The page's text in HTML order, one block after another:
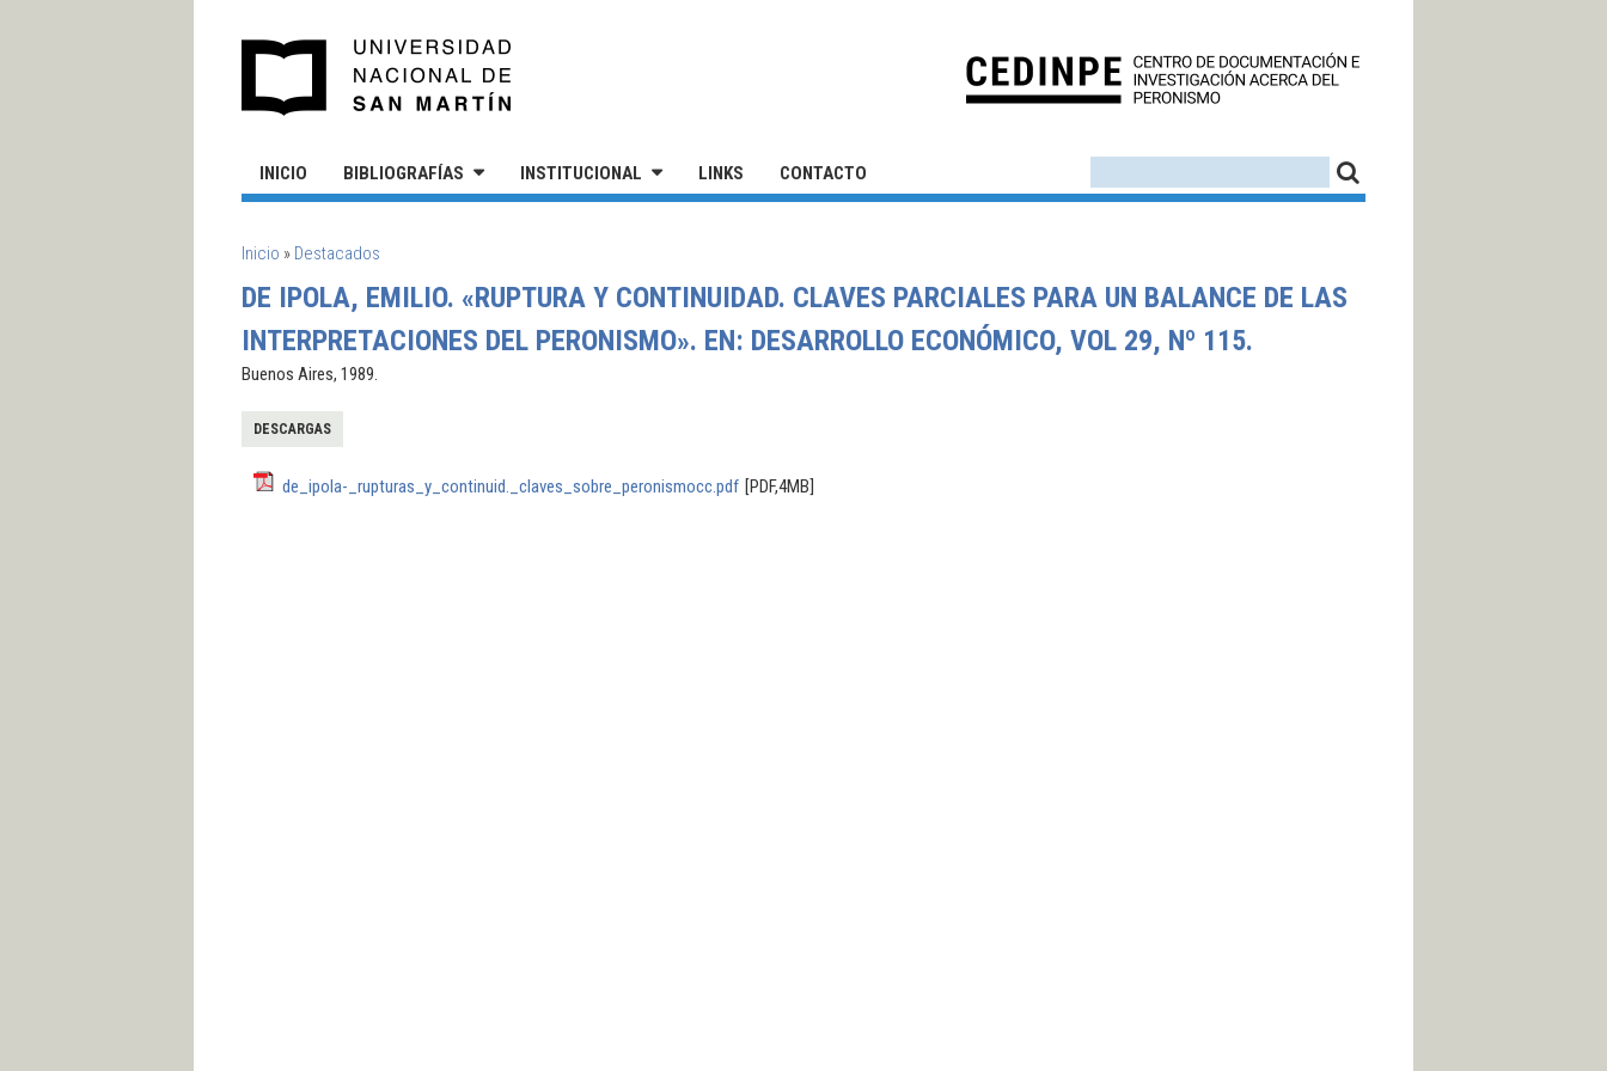
INICIO BIBLIOGRAFÍAS INSTITUCIONAL LINKS CONTACTO
SE ENCUENTRA USTED AQUÍ
Inicio » Destacados
DE IPOLA, EMILIO. «RUPTURA Y CONTINUIDAD. CLAVES PARCIALES PARA UN BALANCE DE LAS
INTERPRETACIONES DEL PERONISMO». EN: DESARROLLO ECONÓMICO, VOL 29, Nº 115.
Buenos Aires, 1989.
DESCARGAS
de_ipola-_rupturas_y_continuid._claves_sobre_peronismocc.pdf [PDF,4MB]